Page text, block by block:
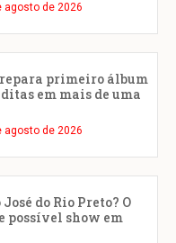
agosto de 2026
primeiro álbum
em mais de uma
agosto de 2026
do Rio Preto? O
possível show em